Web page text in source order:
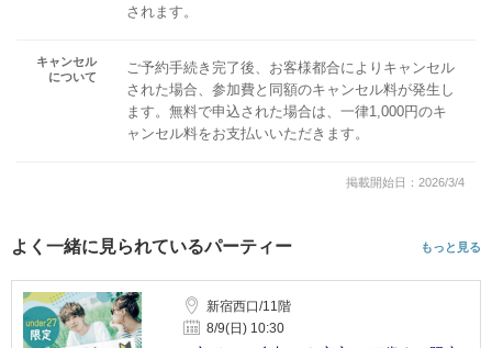
されます。
キャンセル
について
ご予約手続き完了後、お客様都合によりキャンセル
された場合、参加費と同額のキャンセル料が発生し
ます。無料で申込された場合は、一律1,000円のキ
ャンセル料をお支払いいただきます。
掲載開始日：2026/3/4
よく一緒に見られているパーティー もっと見る
新宿西口/11階
8/9(日) 10:30